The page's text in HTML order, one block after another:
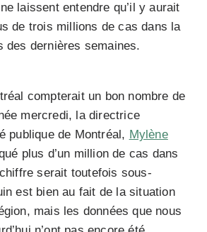
laissent entendre qu’il y aurait
de trois millions de cas dans la
des dernières semaines.
compterait un bon nombre de
mercredi, la directrice
publique de Montréal, Mylène
plus d’un million de cas dans
serait toutefois sous-
est bien au fait de la situation
mais les données que nous